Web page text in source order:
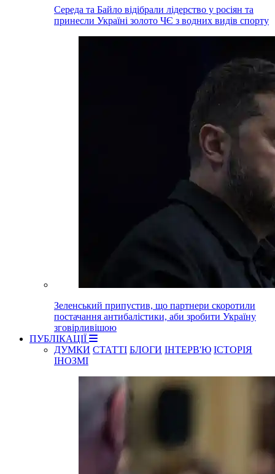
Середа та Байло відібрали лідерство у росіян та
принесли Україні золото ЧЄ з водних видів спорту
Зеленський припустив, що партнери скоротили
постачання антибалістики, аби зробити Україну
зговірливішою
ПУБЛІКАЦІЇ
ДУМКИ СТАТТІ БЛОГИ ІНТЕРВ'Ю ІСТОРІЯ
ІНОЗМІ